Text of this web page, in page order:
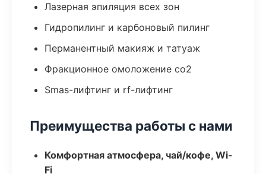
Лазерная эпиляция всех зон
Гидропилинг и карбоновый пилинг
Перманентный макияж и татуаж
Фракционное омоложение co2
Smas-лифтинг и rf-лифтинг
Преимущества работы с нами
Комфортная атмосфера, чай/кофе, Wi-
Fi